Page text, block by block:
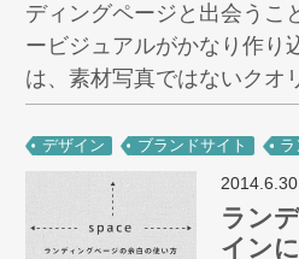
ディングページと出会う
ービジュアルがかなり作り
は、素材写真ではないクオ
デザイン ブランドサイト ラ
2014.6.30
ラン
イン